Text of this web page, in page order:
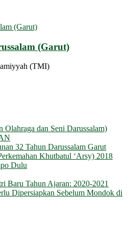
(Garut)
(TMI)
Olahraga dan Seni Darussalam)
32 Tahun Darussalam Garut
Khutbatul ‘Arsy) 2018
Dulu
Baru Tahun Ajaran: 2020-2021
Dipersiapkan Sebelum Mondok di